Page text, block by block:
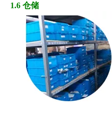
1.6 仓储